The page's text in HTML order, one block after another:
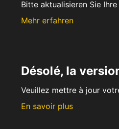
Bitte aktualisieren Sie
Mehr erfahren
Désolé, la
Veuillez mettre à jour
En savoir plus